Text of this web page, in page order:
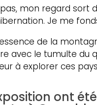
mon regard sort
Je me
de la
avec le tumulte du
à explorer ces
ont été